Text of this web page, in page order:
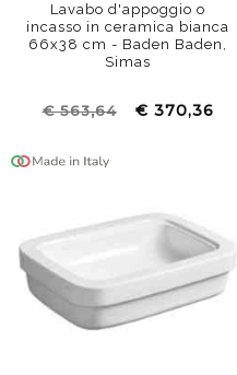
Lavabo d'appoggio o
incasso in ceramica bianca
66x38 cm - Baden Baden,
Simas
€ 563,64 € 370,36